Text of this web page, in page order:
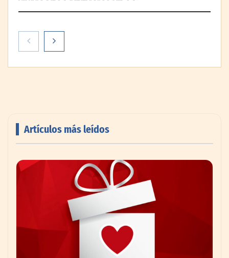
impulsando la colaboración en el sector
Artículos más leídos